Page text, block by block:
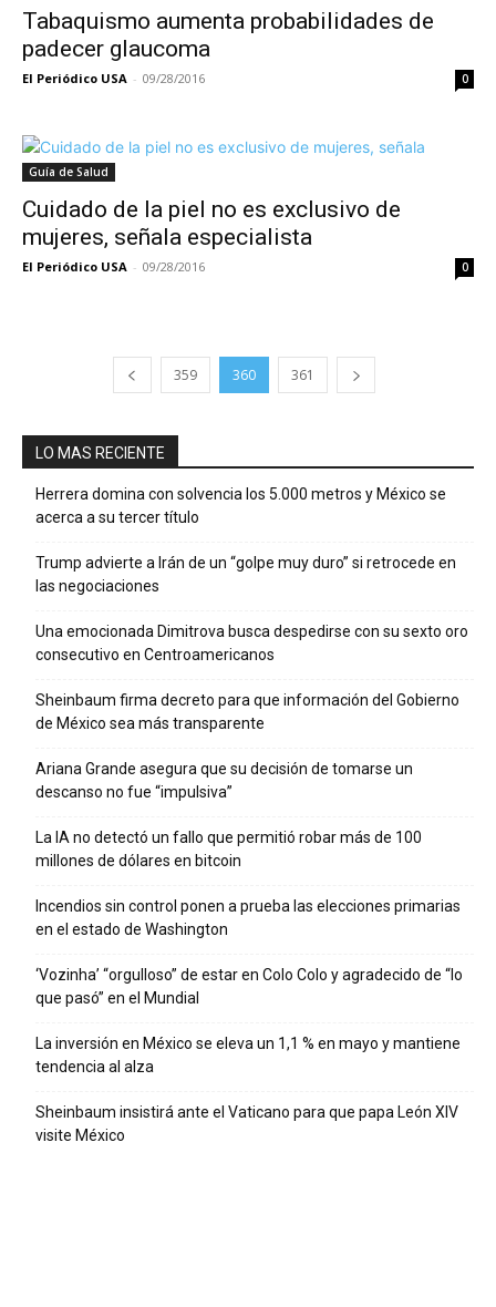
Tabaquismo aumenta probabilidades de
padecer glaucoma
El Periódico USA - 09/28/2016 0
Guía de Salud
Cuidado de la piel no es exclusivo de
mujeres, señala especialista
El Periódico USA - 09/28/2016 0
359 360 361
LO MAS RECIENTE
Herrera domina con solvencia los 5.000 metros y México se
acerca a su tercer título
Trump advierte a Irán de un “golpe muy duro” si retrocede en
las negociaciones
Una emocionada Dimitrova busca despedirse con su sexto oro
consecutivo en Centroamericanos
Sheinbaum firma decreto para que información del Gobierno
de México sea más transparente
Ariana Grande asegura que su decisión de tomarse un
descanso no fue “impulsiva”
La IA no detectó un fallo que permitió robar más de 100
millones de dólares en bitcoin
Incendios sin control ponen a prueba las elecciones primarias
en el estado de Washington
‘Vozinha’ “orgulloso” de estar en Colo Colo y agradecido de “lo
que pasó” en el Mundial
La inversión en México se eleva un 1,1 % en mayo y mantiene
tendencia al alza
Sheinbaum insistirá ante el Vaticano para que papa León XIV
visite México